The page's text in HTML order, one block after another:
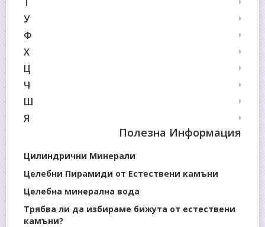
У
Ф
Х
Ц
Ч
Ш
Я
Полезна Информация
Цилиндрични Минерали
Целебни Пирамиди от Естествени камъни
Целебна минерална вода
Трябва ли да избираме бижута от естествени
камъни?